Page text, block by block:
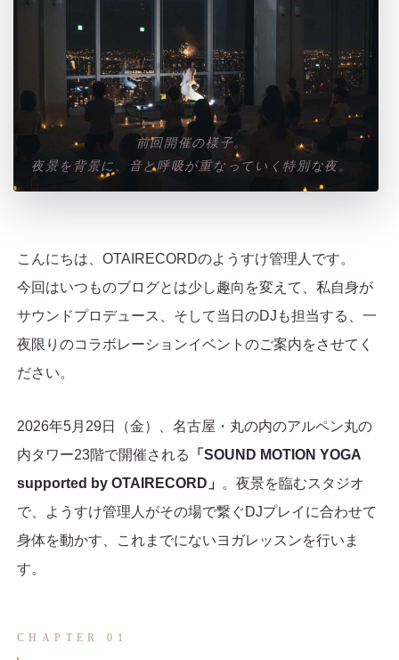
前回開催の様子。
夜景を背景に、音と呼吸が重なっていく特別な夜。
こんにちは、OTAIRECORDのようすけ管理人です。
今回はいつものブログとは少し趣向を変えて、私自身が
サウンドプロデュース、そして当日のDJも担当する、一
夜限りのコラボレーションイベントのご案内をさせてく
ださい。
2026年5月29日（金）、名古屋・丸の内のアルペン丸の
内タワー23階で開催される
「SOUND MOTION YOGA
supported by OTAIRECORD」 。夜景を臨むスタジオ
で、ようすけ管理人がその場で繋ぐDJプレイに合わせて
身体を動かす、これまでにないヨガレッスンを行いま
す。
CHAPTER 01